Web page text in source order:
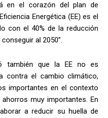
en el corazón del plan de
Energética (EE) es el
con el 40% de la reducción
al 2050”.
también que la EE no es
contra el cambio climático,
importantes en el contexto
muy importantes. En
a reducir su huella de